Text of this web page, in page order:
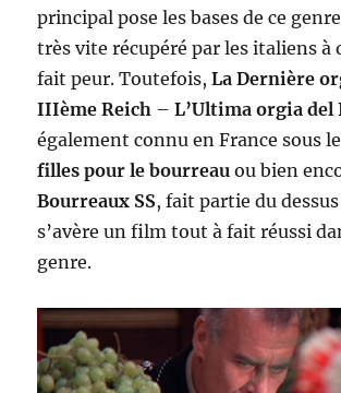
principal pose les bases de ce
très vite récupéré par les italiens à
fait peur. Toutefois,La Dernière
IIIème Reich –L’Ultima orgia del
également connu en France sous
filles pour le bourreau ou bien
Bourreaux SS, fait partie du
s’avère un film tout à fait réussi
genre.